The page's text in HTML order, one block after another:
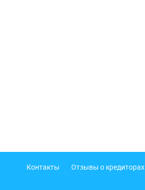
Подвал
Контакты Отзывы о кредиторах